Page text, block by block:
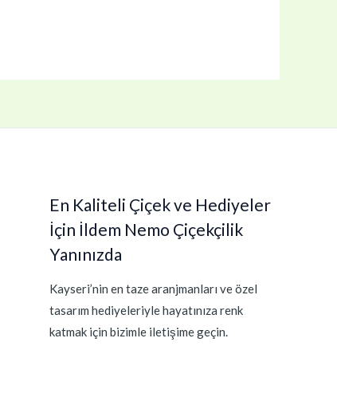
En Kaliteli Çiçek ve Hediyeler
İçin İldem Nemo Çiçekçilik
Yanınızda
Kayseri’nin en taze aranjmanları ve özel
tasarım hediyeleriyle hayatınıza renk
katmak için bizimle iletişime geçin.